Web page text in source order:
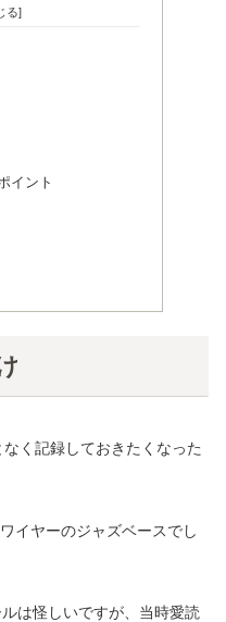
イント
く記録しておきたくなった
イヤーのジャズベースでし
は怪しいですが、当時愛読